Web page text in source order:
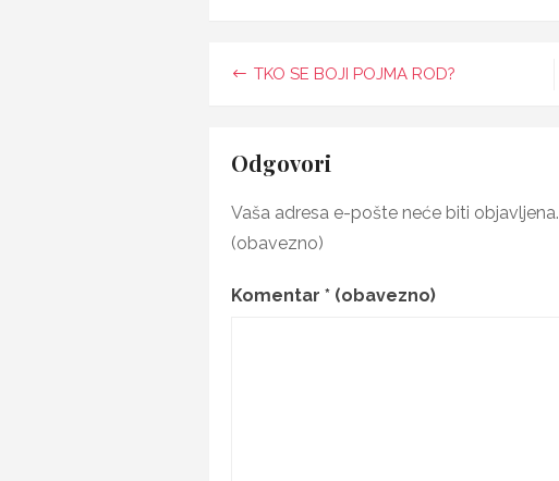
Navigacija
TKO SE BOJI POJMA ROD?
Odgovori
Vaša adresa e-pošte neće biti objavljena.
(obavezno)
Komentar * (obavezno)